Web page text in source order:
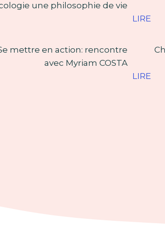
une philosophie de vie
LIRE
mettre en action: rencontre
avec Myriam COSTA
LIRE